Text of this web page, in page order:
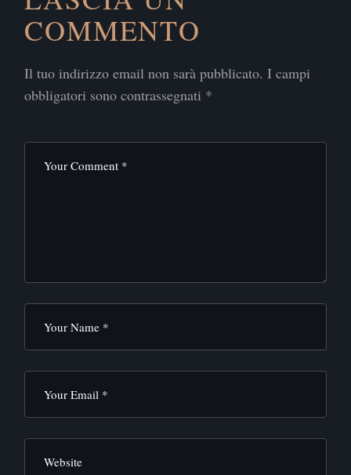
COMMENTO
Il tuo indirizzo email non sarà pubblicato. I campi
obbligatori sono contrassegnati *